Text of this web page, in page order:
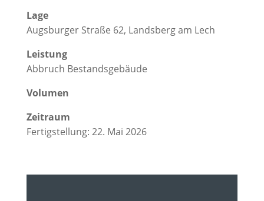
Lage
Augsburger Straße 62, Landsberg am Lech
Leistung
Abbruch Bestandsgebäude
Volumen
Zeitraum
Fertigstellung: 22. Mai 2026